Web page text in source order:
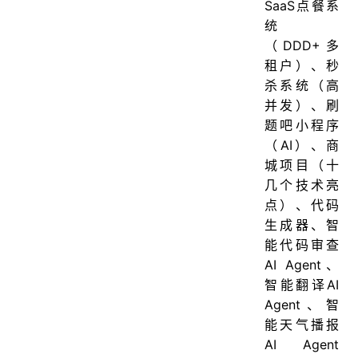
SaaS点餐系
统
（DDD+多
租户）、秒
杀系统（高
并发）、刷
题吧小程序
（AI）、商
城项目（十
几个技术亮
点）、代码
生成器、智
能代码审查
AI Agent、
智能翻译AI
Agent、智
能天气播报
AI Agent